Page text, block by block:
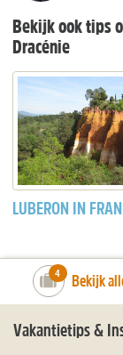
Bekijk ook tips
Dracénie
LUBERON IN
number_of_trips:
4 Bekijk
Vakantietips &